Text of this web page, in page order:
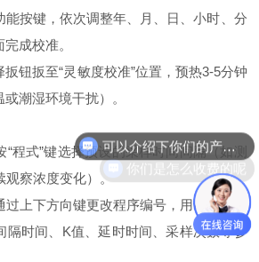
按键，依次调整年、月、日、小时、分
成校准。
扳至“灵敏度校准”位置，预热3-5分钟
潮湿环境干扰）。
式”键选择预设的采样时间间隔（如测
观察浓度变化）。
下方向键更改程序编号，用调整键查
隔时间、K值、延时时间、采样次数等参
你们是怎么收费的呢